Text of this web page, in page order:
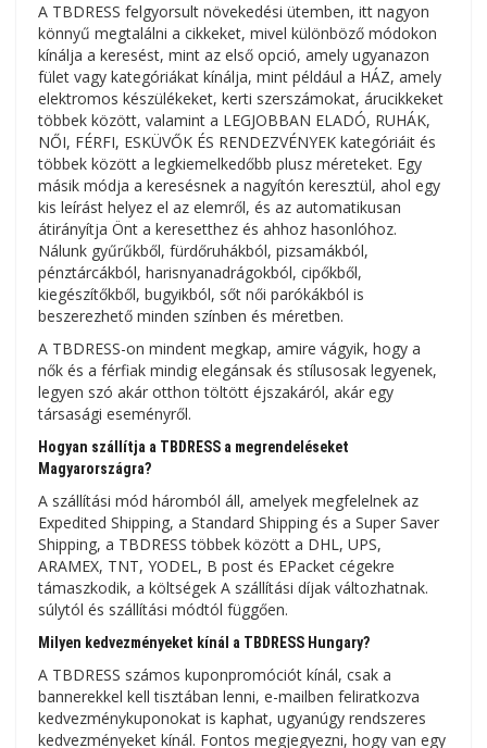
A TBDRESS felgyorsult növekedési ütemben, itt nagyon
könnyű megtalálni a cikkeket, mivel különböző módokon
kínálja a keresést, mint az első opció, amely ugyanazon
fület vagy kategóriákat kínálja, mint például a HÁZ, amely
elektromos készülékeket, kerti szerszámokat, árucikkeket
többek között, valamint a LEGJOBBAN ELADÓ, RUHÁK,
NŐI, FÉRFI, ESKÜVŐK ÉS RENDEZVÉNYEK kategóriáit és
többek között a legkiemelkedőbb plusz méreteket. Egy
másik módja a keresésnek a nagyítón keresztül, ahol egy
kis leírást helyez el az elemről, és az automatikusan
átirányítja Önt a keresetthez és ahhoz hasonlóhoz.
Nálunk gyűrűkből, fürdőruhákból, pizsamákból,
pénztárcákból, harisnyanadrágokból, cipőkből,
kiegészítőkből, bugyikból, sőt női parókákból is
beszerezhető minden színben és méretben.
A TBDRESS-on mindent megkap, amire vágyik, hogy a
nők és a férfiak mindig elegánsak és stílusosak legyenek,
legyen szó akár otthon töltött éjszakáról, akár egy
társasági eseményről.
Hogyan szállítja a TBDRESS a megrendeléseket
Magyarországra?
A szállítási mód háromból áll, amelyek megfelelnek az
Expedited Shipping, a Standard Shipping és a Super Saver
Shipping, a TBDRESS többek között a DHL, UPS,
ARAMEX, TNT, YODEL, B post és EPacket cégekre
támaszkodik, a költségek A szállítási díjak változhatnak.
súlytól és szállítási módtól függően.
Milyen kedvezményeket kínál a TBDRESS Hungary?
A TBDRESS számos kuponpromóciót kínál, csak a
bannerekkel kell tisztában lenni, e-mailben feliratkozva
kedvezménykuponokat is kaphat, ugyanúgy rendszeres
kedvezményeket kínál. Fontos megjegyezni, hogy van egy